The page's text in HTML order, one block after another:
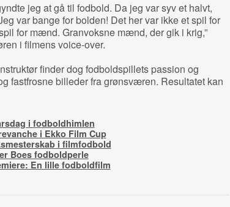
jeg at gå til fodbold. Da jeg var syv et halvt,
var bange for bolden! Det her var ikke et spil for
for mænd. Granvoksne mænd, der gik i krig,”
i filmens voice-over.
finder dog fodboldspillets passion og
fastfrosne billeder fra grønsværen. Resultatet kan
i fodboldhimlen
i Ekko Film Cup
i filmfodbold
Boes fodboldperle
En lille fodboldfilm